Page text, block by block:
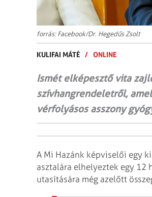
forrás: Facebook/Dr. Hegedűs Zsolt
KULIFAI MÁTÉ / ONLINE
Ismét elképesztő vita
szívhangrendeletről,
vérfolyásos asszony
A Mi Hazánk képviselői egy
asztalára elhelyeztek egy 12
utasítására még azelőtt